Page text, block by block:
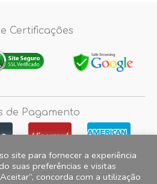
Certificações
de Pagamento
2012© 2026 Magazine do
site para fornecer a experiência
suas preferências e visitas
concorda com a utilização